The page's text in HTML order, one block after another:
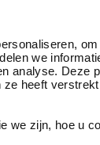
we
analyse. Deze
heeft
we zijn, hoe u